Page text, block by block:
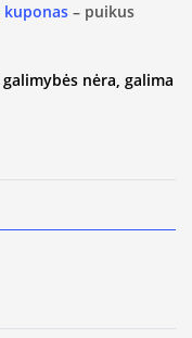
– puikus
nėra, galima